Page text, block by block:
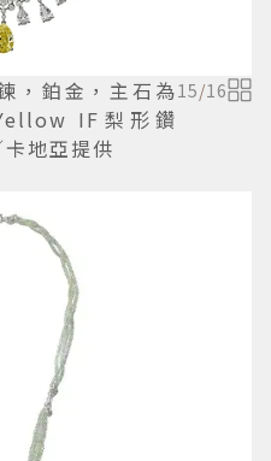
，鉑金，主石為
IF梨形鑽
地亞提供
15/16